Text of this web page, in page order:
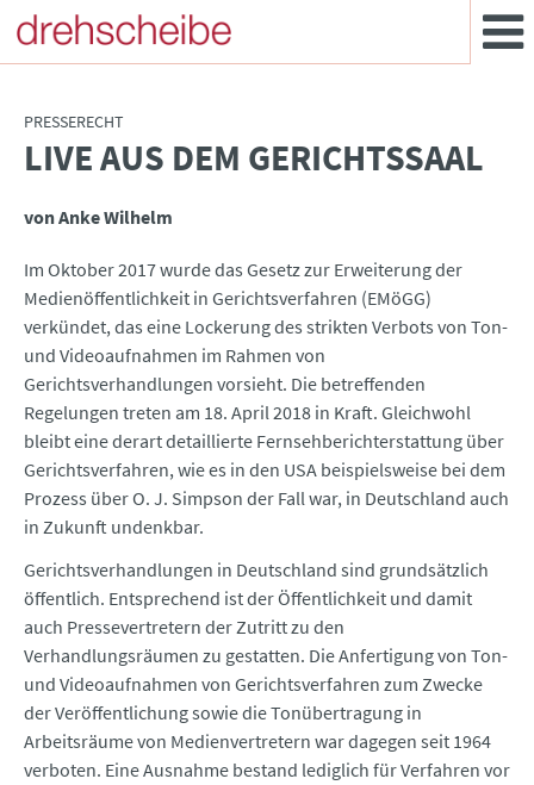
PRESSERECHT
:LIVE AUS DEM GERICHTSSAAL
von Anke Wilhelm
Im Oktober 2017 wurde das Gesetz zur Erweiterung der
Medienöffentlichkeit in Gerichtsverfahren (EMöGG)
verkündet, das eine Lockerung des strikten Verbots von Ton-
und Videoaufnahmen im Rahmen von
Gerichtsverhandlungen vorsieht. Die betreffenden
Regelungen treten am 18. April 2018 in Kraft. Gleichwohl
bleibt eine derart detaillierte Fernsehberichterstattung über
Gerichtsverfahren, wie es in den USA beispielsweise bei dem
Prozess über O. J. Simpson der Fall war, in Deutschland auch
in Zukunft undenkbar.
Gerichtsverhandlungen in Deutschland sind grundsätzlich
öffentlich. Entsprechend ist der Öffentlichkeit und damit
auch Pressevertretern der Zutritt zu den
Verhandlungsräumen zu gestatten. Die Anfertigung von Ton-
und Videoaufnahmen von Gerichtsverfahren zum Zwecke
der Veröffentlichung sowie die Tonübertragung in
Arbeitsräume von Medienvertretern war dagegen seit 1964
verboten. Eine Ausnahme bestand lediglich für Verfahren vor